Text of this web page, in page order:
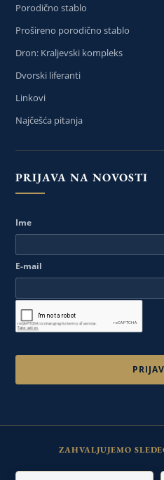
Porodično stablo
Prošireno porodično stablo
Dron: Kraljevski kompleks
Dvorski liferanti
Linkovi
Najčešća pitanja
PRIJAVA NA NOVOSTI
Ime
E-mail
ZAHVALJUJEMO